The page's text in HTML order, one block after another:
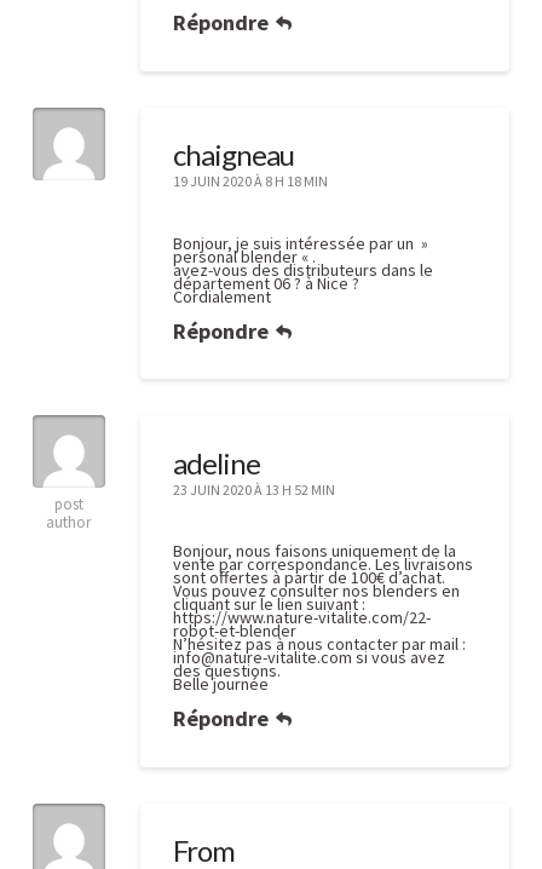
Répondre
chaigneau
19 JUIN 2020 À 8 H 18 MIN
Bonjour, je suis intéressée par un »
personal blender « .
avez-vous des distributeurs dans le
département 06 ? à Nice ?
Cordialement
Répondre
post
author
adeline
23 JUIN 2020 À 13 H 52 MIN
Bonjour, nous faisons uniquement de la
vente par correspondance. Les livraisons
sont offertes à partir de 100€ d’achat.
Vous pouvez consulter nos blenders en
cliquant sur le lien suivant :
https://www.nature-vitalite.com/22-
robot-et-blender
N’hésitez pas à nous contacter par mail :
info@nature-vitalite.comsi vous avez
des questions.
Belle journée
Répondre
From